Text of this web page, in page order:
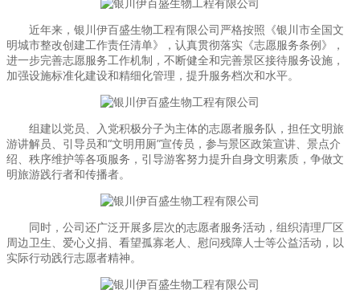
近年来，银川伊百盛生物工程有限公司严格按照《银川市全国文
明城市整改创建工作责任清单》，认真贯彻落实《志愿服务条例》，
进一步完善志愿服务工作机制，不断健全和完善景区接待服务设施，
加强设施标准化建设和精细化管理，提升服务档次和水平。
组建以党员、入党积极分子为主体的志愿者服务队，担任文明旅
游讲解员、引导员和“文明用厕”宣传员，参与景区政策宣讲、景点介
绍、秩序维护等各项服务，引导游客努力提升自身文明素质，争做文
明旅游践行者和传播者。
同时，公司还广泛开展多层次的志愿者服务活动，组织清理厂区
周边卫生、爱心义捐、看望孤寡老人、慰问残障人士等公益活动，以
实际行动践行志愿者精神。